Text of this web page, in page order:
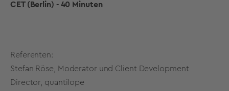
CET (Berlin) - 40 Minuten
Referenten:
Stefan Röse, Moderator und Client Development
Director, quantilope